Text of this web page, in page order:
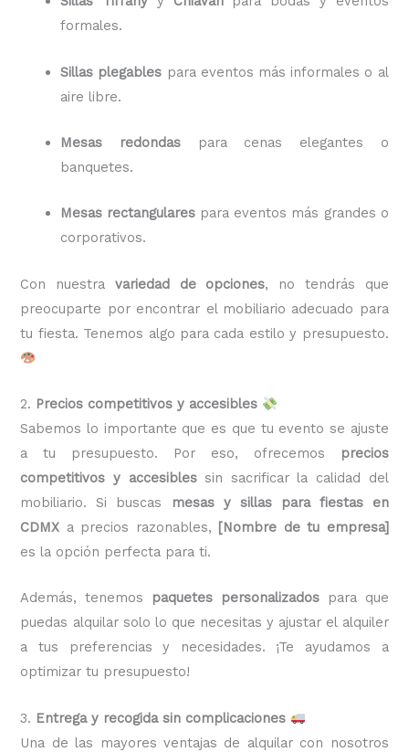
formales.
Sillas plegables para eventos más informales o al
aire libre.
Mesas redondaspara cenas elegantes o
banquetes.
Mesas rectangulares para eventos más grandes o
corporativos.
Con nuestra variedad de opciones, no tendrás que
preocuparte por encontrar el mobiliario adecuado para
tu fiesta. Tenemos algo para cada estilo y presupuesto.
2. Precios competitivos y accesibles
Sabemos lo importante que es que tu evento se ajuste
a tu presupuesto. Por eso, ofrecemos
precios
competitivos y accesiblessin sacrificar la calidad del
mobiliario. Si buscas
mesas y sillas para fiestas en
CDMX a precios razonables, [Nombre de tu empresa]
es la opción perfecta para ti.
Además, tenemos paquetes personalizadospara que
puedas alquilar solo lo que necesitas y ajustar el alquiler
a tus preferencias y necesidades. ¡Te ayudamos a
optimizar tu presupuesto!
3. Entrega y recogida sin complicaciones
Una de las mayores ventajas de alquilar con nosotros